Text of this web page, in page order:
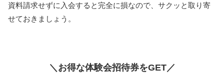
資料請求せずに入会すると完全に損なので、サクッと取り寄
せておきましょう。
＼お得な体験会招待券をGET／